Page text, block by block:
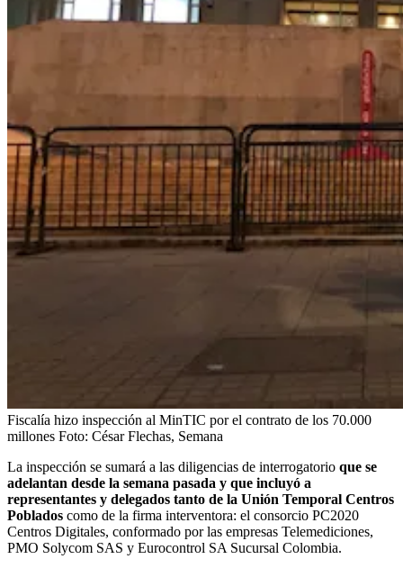
Fiscalía hizo inspección al MinTIC por el contrato de los 70.000
millones Foto: César Flechas, Semana
La inspección se sumará a las diligencias de interrogatorio que se
adelantan desde la semana pasada y que incluyó a
representantes y delegados tanto de la Unión Temporal Centros
Poblados como de la firma interventora: el consorcio PC2020
Centros Digitales, conformado por las empresas Telemediciones,
PMO Solycom SAS y Eurocontrol SA Sucursal Colombia.